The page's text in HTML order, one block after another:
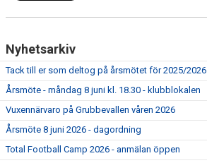
Nyhetsarkiv
Tack till er som deltog på årsmötet för 2025/2026
Årsmöte - måndag 8 juni kl. 18.30 - klubblokalen
Vuxennärvaro på Grubbevallen våren 2026
Årsmöte 8 juni 2026 - dagordning
Total Football Camp 2026 - anmälan öppen